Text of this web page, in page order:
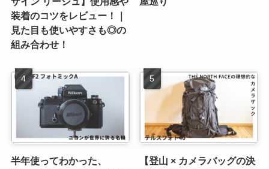
装着のコツをレビュー！｜
見た目も使いやすさも◎の
組み合わせ！
半年使ってわかった、
【登山 × カメラバッグの決